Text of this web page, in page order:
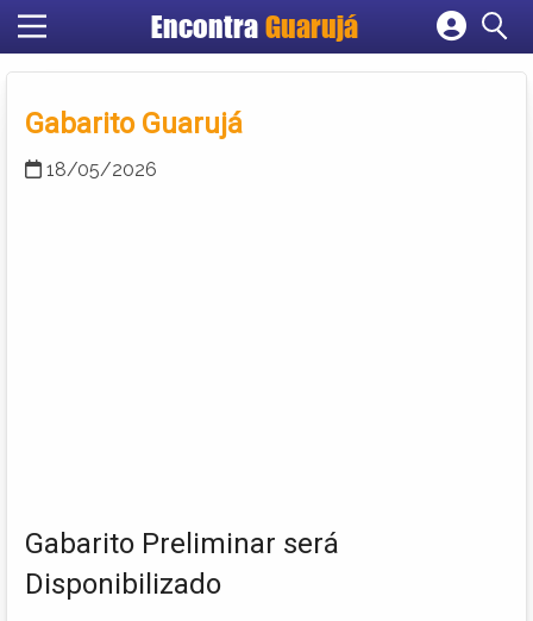
Encontra Guarujá
Cadastrar empresa
Gabarito Guarujá
18/05/2026
Gabarito Preliminar será
Disponibilizado